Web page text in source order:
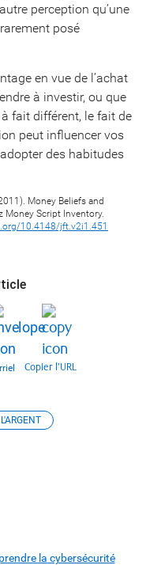
perception qu’une
posé
en vue de l’achat
à investir, ou que
fait différent, le fait de
peut influencer vos
des habitudes
Money Beliefs and
Money Script Inventory.
10.4148/jft.v2i1.451
Copier l’URL
la cybersécurité